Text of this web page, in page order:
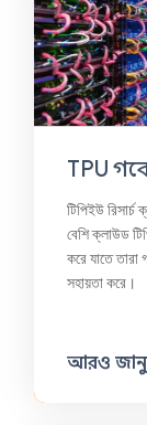
TPU
টিপিইউ
বেশি ক্লাউড
করে যাতে তারা
সহায়তা করে।
আরও